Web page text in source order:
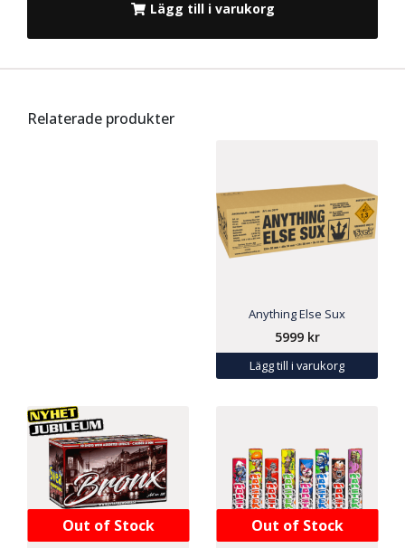
Lägg till i varukorg
Relaterade produkter
Anything Else Sux
5999 kr
Lägg till i varukorg
Out of Stock Out of Stock